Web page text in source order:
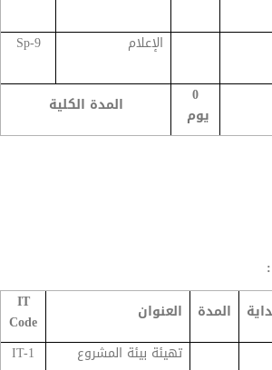
الإعلام Sp-9
0
يوم
المدة الكلية
المدة العنوان
IT
Code
تهيئة بيئة المشروع
IT-1